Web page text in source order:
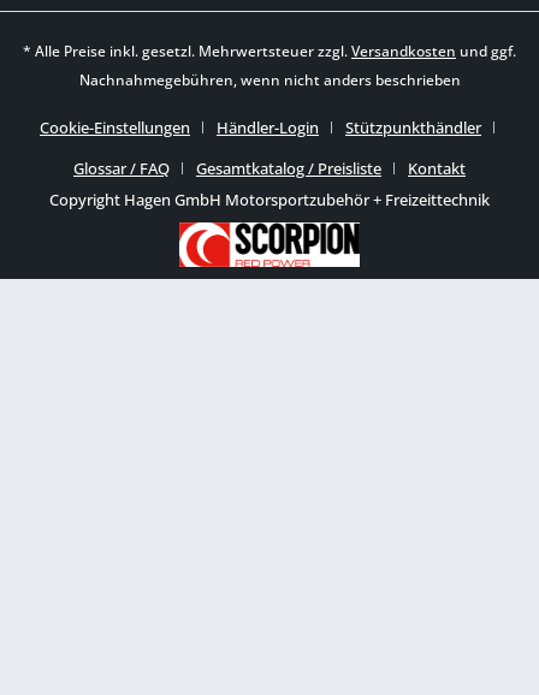
* Alle Preise inkl. gesetzl. Mehrwertsteuer zzgl.Versandkosten und ggf.
Nachnahmegebühren, wenn nicht anders beschrieben
Cookie-Einstellungen Händler-Login
Stützpunkthändler
Glossar / FAQ
Gesamtkatalog / Preisliste
Kontakt
Copyright Hagen GmbH Motorsportzubehör + Freizeittechnik